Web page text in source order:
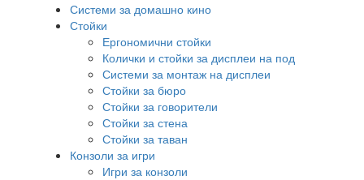
Системи за домашно кино
Стойки
Ергономични стойки
Колички и стойки за дисплеи на под
Системи за монтаж на дисплеи
Стойки за бюро
Стойки за говорители
Стойки за стена
Стойки за таван
Конзоли за игри
Игри за конзоли